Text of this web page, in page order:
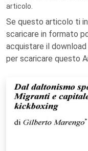
articolo.
Se questo articolo ti
scaricare in formato
acquistare il
per scaricare questo